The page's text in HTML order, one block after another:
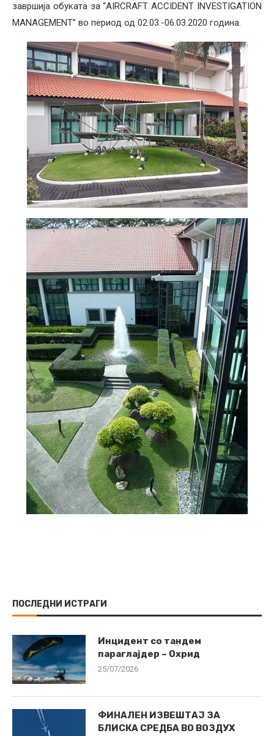
завршија обуката за “AIRCRAFT ACCIDENT INVESTIGATION
MANAGEMENT” во период од 02.03.-06.03.2020 година.
ПОСЛЕДНИ ИСТРАГИ
Инцидент со тандем
параглајдер – Охрид
25/07/2026
ФИНАЛЕН ИЗВЕШТАЈ ЗА
БЛИСКА СРЕДБА ВО ВОЗДУХ